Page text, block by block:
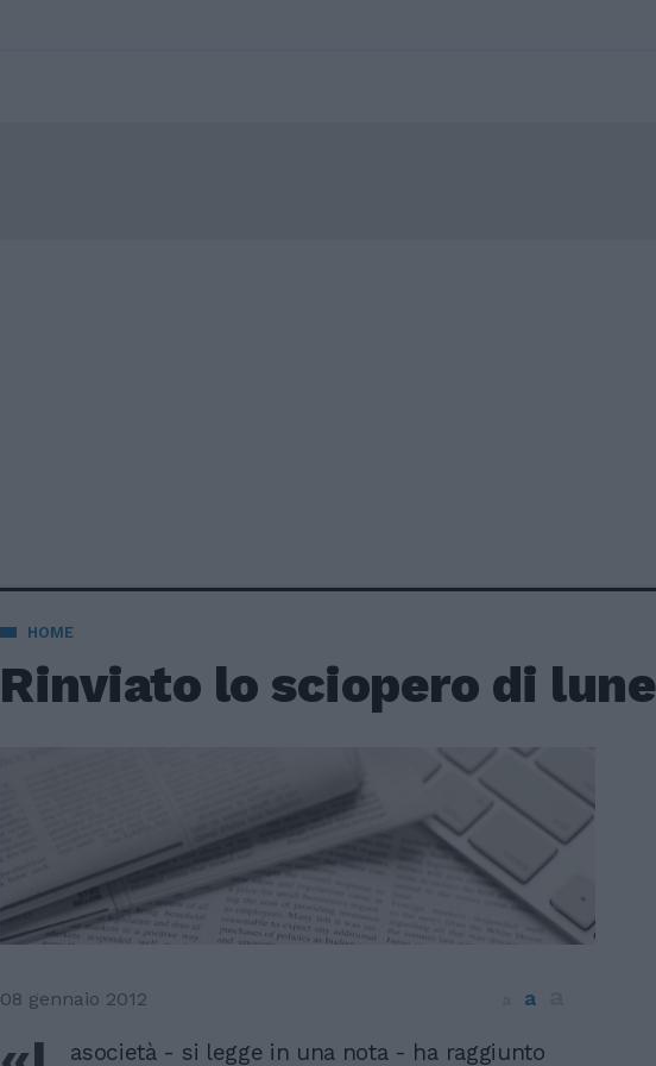
HOME
Rinviato lo sciopero di
08 gennaio 2012 a
asocietà - si legge in una nota - ha raggiunto